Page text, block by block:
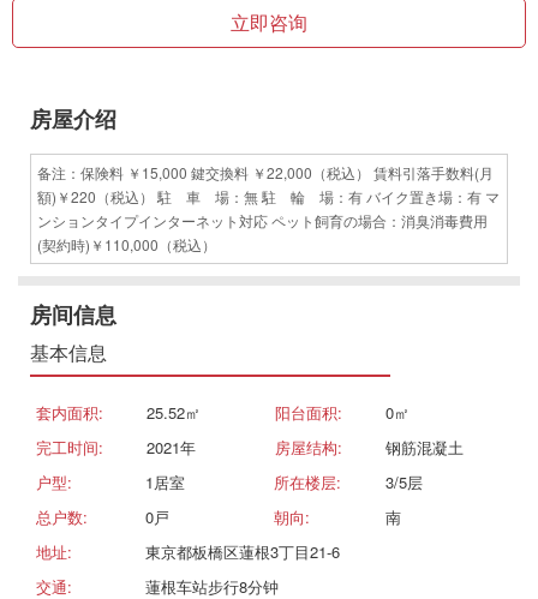
立即咨询
房屋介绍
备注：保険料 ￥15,000 鍵交換料 ￥22,000（税込） 賃料引落手数料(月
額)￥220（税込） 駐 車 場：無 駐 輪 場：有 バイク置き場：有 マ
ンションタイプインターネット対応 ペット飼育の場合：消臭消毒費用
(契約時)￥110,000（税込）
房间信息
基本信息
套内面积: 25.52㎡ 阳台面积:
0㎡
完工时间:
2021年 房屋结构:
钢筋混凝土
户型:
1居室 所在楼层:
3/5层
总户数:
0戸 朝向:
南
地址:
東京都板橋区蓮根3丁目21-6
交通:
蓮根车站步行8分钟